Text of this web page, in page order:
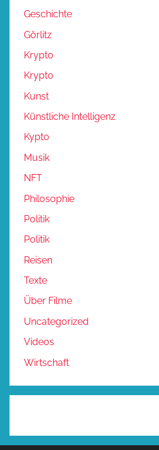
Geschichte
Görlitz
Krypto
Krypto
Kunst
Künstliche Intelligenz
Kypto
Musik
NFT
Philosophie
Politik
Politik
Reisen
Texte
Über Filme
Uncategorized
Videos
Wirtschaft